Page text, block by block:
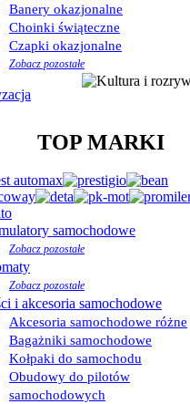
Banery okazjonalne
Choinki świąteczne
Czapki okazjonalne
Zobacz pozostałe
TOP MARKI
samochodowe
Zobacz pozostałe
Zobacz pozostałe
i akcesoria samochodowe
Akcesoria samochodowe różne
Bagażniki samochodowe
Kołpaki do samochodu
Obudowy do pilotów
samochodowych